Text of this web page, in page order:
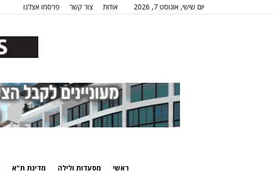
יום שישי, אוגוסט 7, 2026 אודות צור קשר פרסמו אצלנו
ראשי מסעדות ולילה מדינת ת"א